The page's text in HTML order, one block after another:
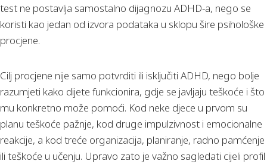
test ne postavlja samostalno dijagnozu ADHD-a, nego se
koristi kao jedan od izvora podataka u sklopu šire psihološke
procjene.
Cilj procjene nije samo potvrditi ili isključiti ADHD, nego bolje
razumjeti kako dijete funkcionira, gdje se javljaju teškoće i što
mu konkretno može pomoći. Kod neke djece u prvom su
planu teškoće pažnje, kod druge impulzivnost i emocionalne
reakcije, a kod treće organizacija, planiranje, radno pamćenje
ili teškoće u učenju. Upravo zato je važno sagledati cijeli profil